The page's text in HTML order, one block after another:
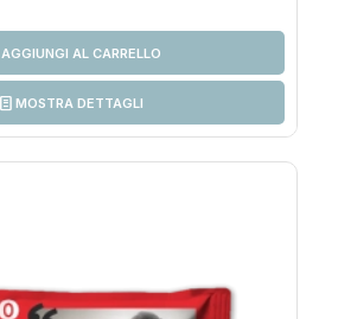
AGGIUNGI AL CARRELLO
MOSTRA DETTAGLI